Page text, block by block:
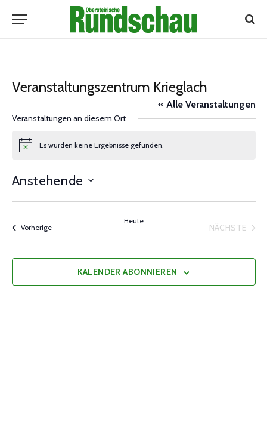
Veranstaltungszentrum Krieglach
« Alle Veranstaltungen
Veranstaltungen an diesem Ort
Notice Es wurden keine Ergebnisse gefunden.
Anstehende
VorherigeVeranstaltungen
Heute
NÄCHSTE
KALENDER ABONNIEREN